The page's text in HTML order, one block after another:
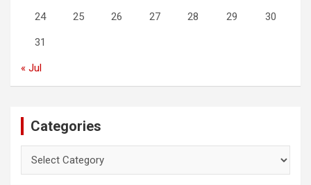
24 25 26 27 28 29 30
31
« Jul
Categories